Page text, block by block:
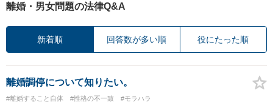
離婚・男女問題の法律Q&A
新着順 回答数が多い順 役にたった順
離婚調停について知りたい。
#離婚すること自体 #性格の不一致 #モラハラ